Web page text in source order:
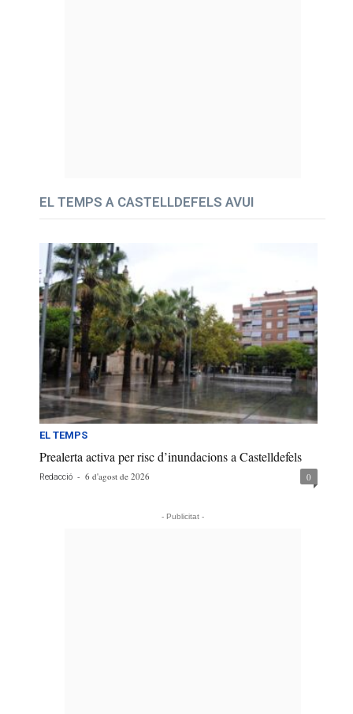
EL TEMPS A CASTELLDEFELS AVUI
EL TEMPS
Prealerta activa per risc d’inundacions a Castelldefels
Redacció - 6 d'agost de 2026 0
- Publicitat -